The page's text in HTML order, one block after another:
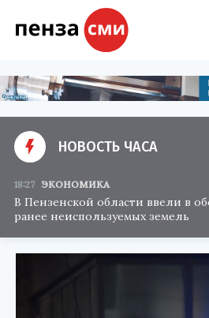
НОВОСТЬ ЧАСА
18:27 ЭКОНОМИКА
В Пензенской области ввели в
ранее неиспользуемых земель